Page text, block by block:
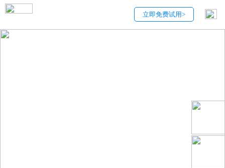
立即免费试用>